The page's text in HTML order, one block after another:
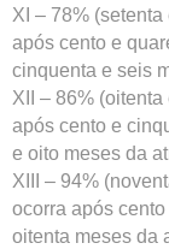
XI – 78%
após cento e
cinquenta e seis
XII – 86%
após cento e
e oito meses da
XIII – 94%
ocorra após
oitenta meses da